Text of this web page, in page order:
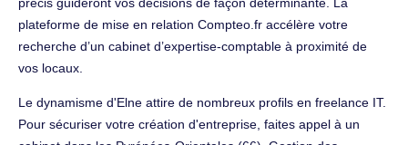
plateforme de mise en relation Compteo.fr accélère votre
recherche d’un cabinet d’expertise-comptable à proximité de
vos locaux.
Le dynamisme d'Elne attire de nombreux profils en freelance IT.
Pour sécuriser votre création d'entreprise, faites appel à un